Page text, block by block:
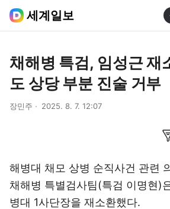
세계일보
채해병 특검, 임성근 재
도 상당 부분 진술 거부
장민주 2025. 8. 7. 12:07
해병대 채모 상병 순직사건 관련
채해병 특별검사팀(특검 이명현)
병대 1사단장을 재소환했다.